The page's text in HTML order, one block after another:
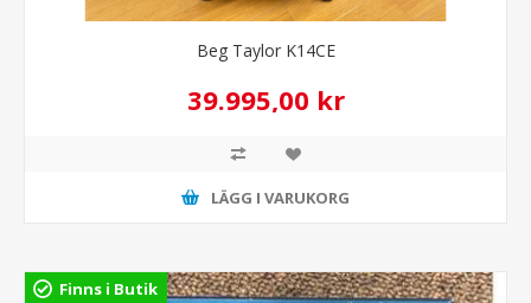
Beg Taylor K14CE
39.995,00 kr
LÄGG I VARUKORG
Finns i Butik